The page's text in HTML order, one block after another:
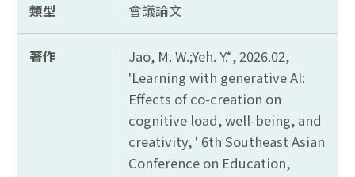
類型 會議論文
著作
Jao, M. W.;Yeh. Y.*, 2026.02,
'Learning with generative AI:
Effects of co-creation on
cognitive load, well-being, and
creativity, ' 6th Southeast Asian
Conference on Education,